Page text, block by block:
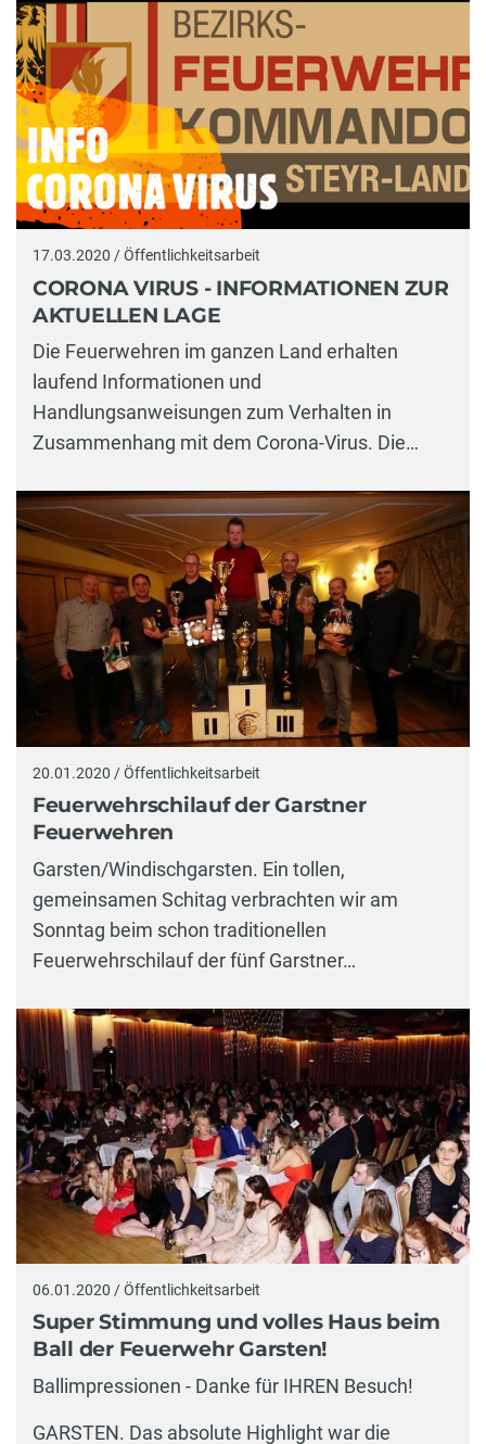
17.03.2020 / Öffentlichkeitsarbeit
CORONA VIRUS - INFORMATIONEN ZUR
AKTUELLEN LAGE
Die Feuerwehren im ganzen Land erhalten
laufend Informationen und
Handlungsanweisungen zum Verhalten in
Zusammenhang mit dem Corona-Virus. Die…
20.01.2020 / Öffentlichkeitsarbeit
Feuerwehrschilauf der Garstner
Feuerwehren
Garsten/Windischgarsten. Ein tollen,
gemeinsamen Schitag verbrachten wir am
Sonntag beim schon traditionellen
Feuerwehrschilauf der fünf Garstner…
06.01.2020 / Öffentlichkeitsarbeit
Super Stimmung und volles Haus beim
Ball der Feuerwehr Garsten!
Ballimpressionen - Danke für IHREN Besuch!
GARSTEN. Das absolute Highlight war die